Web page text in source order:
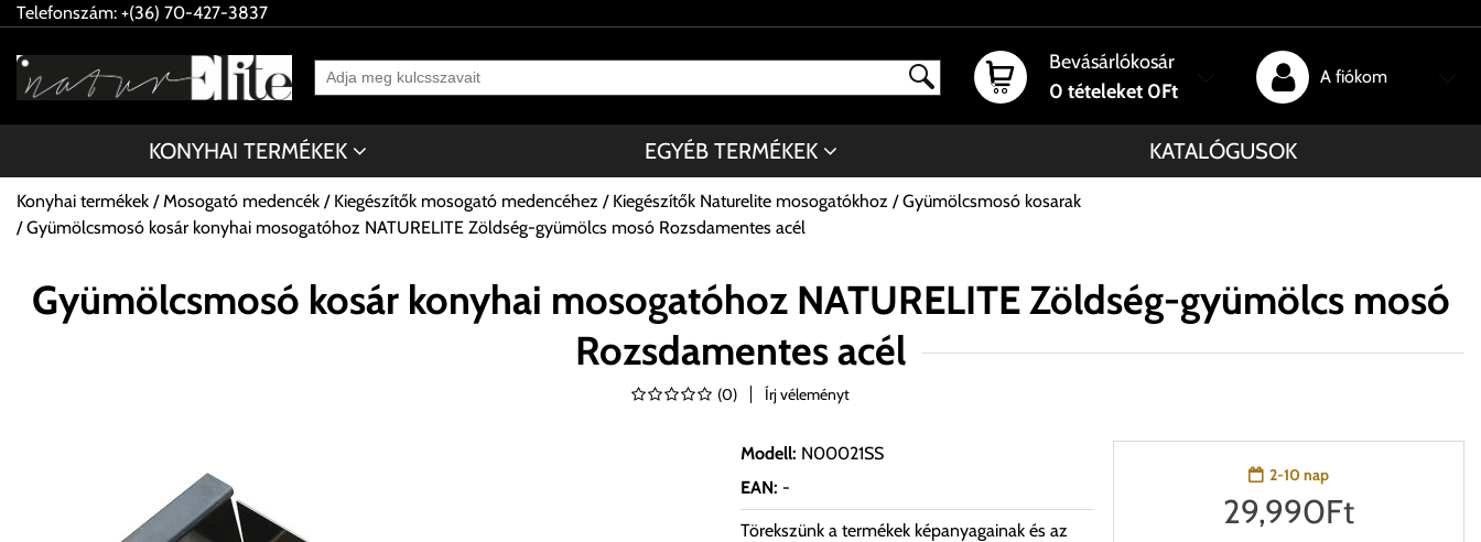
Telefonszám: +(36) 70-427-3837
Bevásárlókosár
0 tételeket 0Ft
A fiókom
KONYHAI TERMÉKEK EGYÉB TERMÉKEK KATALÓGUSOK
Konyhai termékek Mosogató medencék Kiegészítők mosogató medencéhez Kiegészítők Naturelite mosogatókhoz
Gyümölcsmosó kosarak
Gyümölcsmosó kosár konyhai mosogatóhoz NATURELITE Zöldség-gyümölcs mosó Rozsdamentes acél
Gyümölcsmosó kosár konyhai mosogatóhoz NATURELITE Zöldség-gyümölcs mosó
Rozsdamentes acél
(0) Írj véleményt
Modell: N00021SS
EAN: -
Törekszünk a termékek képanyagainak és az
2-10 nap
29,990Ft